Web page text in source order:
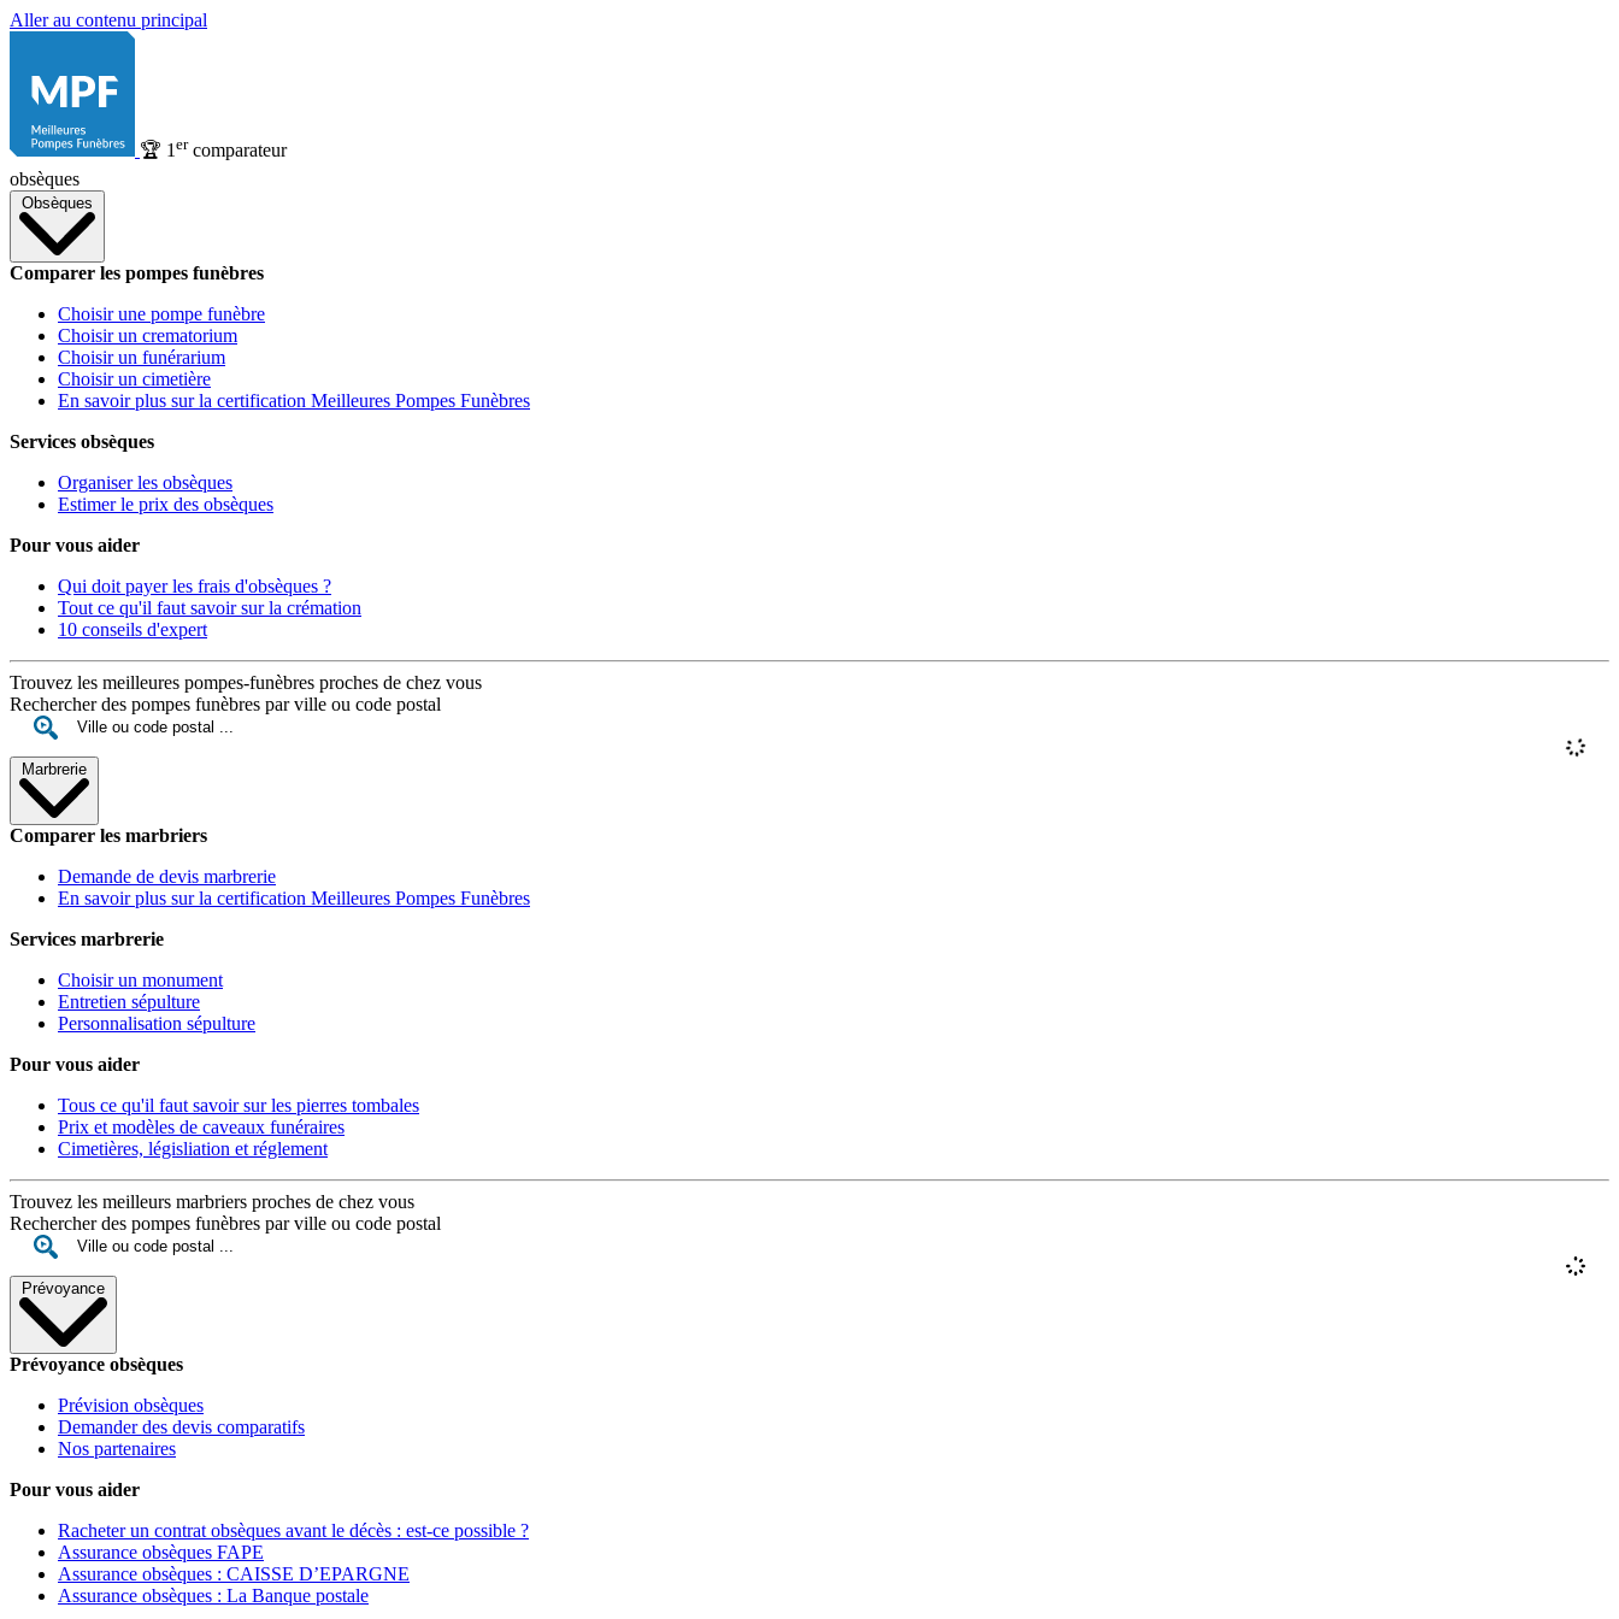
Aller au contenu principal
🏆 1 ercomparateur
obsèques
Obsèques
Comparer les pompes funèbres
Choisir une pompe funèbre
Choisir un crematorium
Choisir un funérarium
Choisir un cimetière
En savoir plus sur la certification Meilleures Pompes Funèbres
Services obsèques
Organiser les obsèques
Estimer le prix des obsèques
Pour vous aider
Qui doit payer les frais d'obsèques ?
Tout ce qu'il faut savoir sur la crémation
10 conseils d'expert
Trouvez les meilleures pompes-funèbres proches de chez vous
Rechercher des pompes funèbres par ville ou code postal
Marbrerie
Comparer les marbriers
Demande de devis marbrerie
En savoir plus sur la certification Meilleures Pompes Funèbres
Services marbrerie
Choisir un monument
Entretien sépulture
Personnalisation sépulture
Pour vous aider
Tous ce qu'il faut savoir sur les pierres tombales
Prix et modèles de caveaux funéraires
Cimetières, législiation et réglement
Trouvez les meilleurs marbriers proches de chez vous
Rechercher des pompes funèbres par ville ou code postal
Prévoyance
Prévoyance obsèques
Prévision obsèques
Demander des devis comparatifs
Nos partenaires
Pour vous aider
Racheter un contrat obsèques avant le décès : est-ce possible ?
Assurance obsèques FAPE
Assurance obsèques : CAISSE D’EPARGNE
Assurance obsèques : La Banque postale